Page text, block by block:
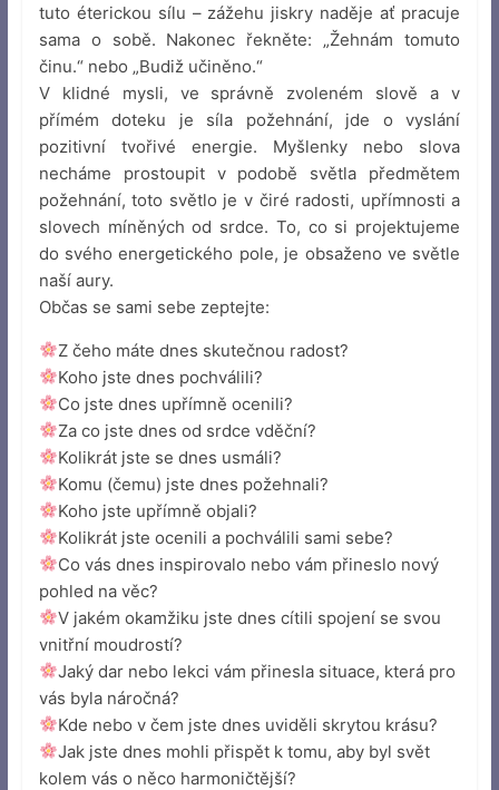
tuto éterickou sílu – zážehu jiskry naděje ať pracuje
sama o sobě. Nakonec řekněte: „Žehnám tomuto
činu.“ nebo „Budiž učiněno.“
V klidné mysli, ve správně zvoleném slově a v
přímém doteku je síla požehnání, jde o vyslání
pozitivní tvořivé energie. Myšlenky nebo slova
necháme prostoupit v podobě světla předmětem
požehnání, toto světlo je v čiré radosti, upřímnosti a
slovech míněných od srdce. To, co si projektujeme
do svého energetického pole, je obsaženo ve světle
naší aury.
Občas se sami sebe zeptejte:
Z čeho máte dnes skutečnou radost?
Koho jste dnes pochválili?
Co jste dnes upřímně ocenili?
Za co jste dnes od srdce vděční?
Kolikrát jste se dnes usmáli?
Komu (čemu) jste dnes požehnali?
Koho jste upřímně objali?
Kolikrát jste ocenili a pochválili sami sebe?
Co vás dnes inspirovalo nebo vám přineslo nový
pohled na věc?
V jakém okamžiku jste dnes cítili spojení se svou
vnitřní moudrostí?
Jaký dar nebo lekci vám přinesla situace, která pro
vás byla náročná?
Kde nebo v čem jste dnes uviděli skrytou krásu?
Jak jste dnes mohli přispět k tomu, aby byl svět
kolem vás o něco harmoničtější?